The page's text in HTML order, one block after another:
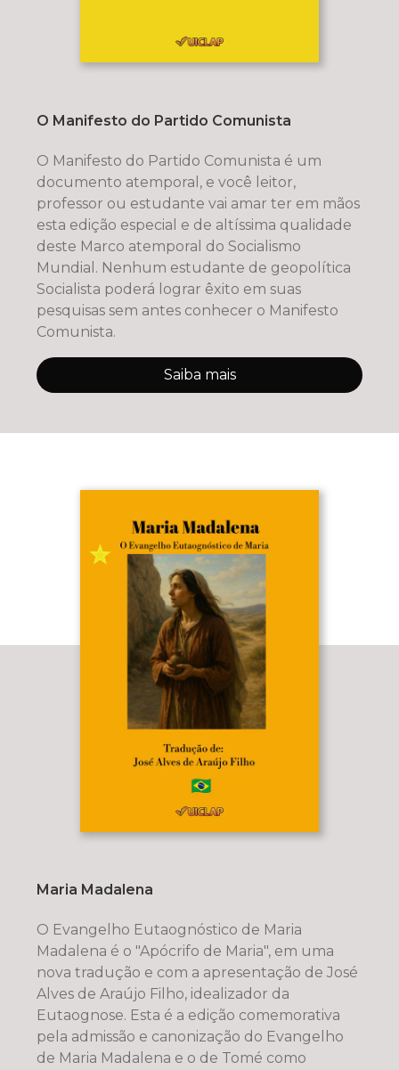
O Manifesto do Partido Comunista
O Manifesto do Partido Comunista é um
documento atemporal, e você leitor,
professor ou estudante vai amar ter em mãos
esta edição especial e de altíssima qualidade
deste Marco atemporal do Socialismo
Mundial. Nenhum estudante de geopolítica
Socialista poderá lograr êxito em suas
pesquisas sem antes conhecer o Manifesto
Comunista.
Saiba mais
Maria Madalena
O Evangelho Eutaognóstico de Maria
Madalena é o "Apócrifo de Maria", em uma
nova tradução e com a apresentação de José
Alves de Araújo Filho, idealizador da
Eutaognose. Esta é a edição comemorativa
pela admissão e canonização do Evangelho
de Maria Madalena e o de Tomé como